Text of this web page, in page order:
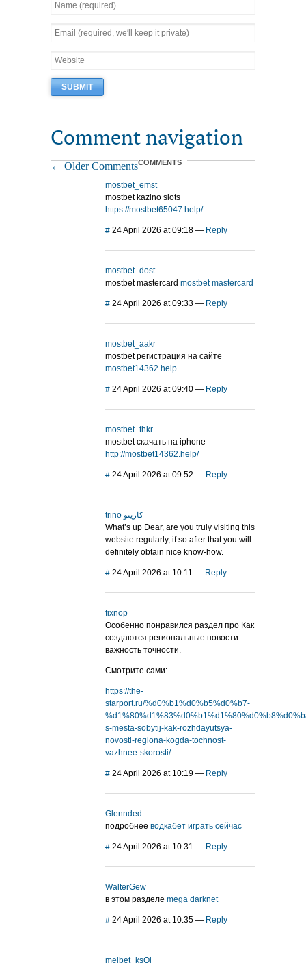
Comment navigation
← Older CommentsCOMMENTS
mostbet_emst
mostbet kazino slots
https://mostbet65047.help/
# 24 April 2026 at 09:18 — Reply
mostbet_dost
mostbet mastercard mostbet mastercard
# 24 April 2026 at 09:33 — Reply
mostbet_aakr
mostbet регистрация на сайте
mostbet14362.help
# 24 April 2026 at 09:40 — Reply
mostbet_thkr
mostbet скачать на iphone
http://mostbet14362.help/
# 24 April 2026 at 09:52 — Reply
trino كازينو
What’s up Dear, are you truly visiting this
website regularly, if so after that you will
definitely obtain nice know-how.
# 24 April 2026 at 10:11 — Reply
fixnop
Особенно понравился раздел про Как
создаются региональные новости:
важность точности.
Смотрите сами:
https://the-
starport.ru/%d0%b1%d0%b5%d0%b7-
s-mesta-sobytij-kak-rozhdayutsya-
novosti-regiona-kogda-tochnost-
vazhnee-skorosti/
# 24 April 2026 at 10:19 — Reply
Glennded
подробнее водкабет играть сейчас
# 24 April 2026 at 10:31 — Reply
WalterGew
в этом разделе mega darknet
# 24 April 2026 at 10:35 — Reply
melbet_ksOi